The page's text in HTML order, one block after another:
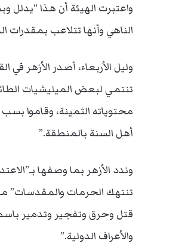
واعتبرت الهيئة أن هذا “يدلل
الناهي وأنها تتلاعب بمقدرات
وليل الأربعاء، أصدر الأزهر في
تنتمي لبعض الميليشيات
محتوياته الثمينة، وقاموا
أهل السنة بالمنطقة.”
وندد الأزهر بما وصفها
تنتهك الحرمات والمقدسات”
قتل وحرق وتفجير وتدمير
والأعراف الدولية.”